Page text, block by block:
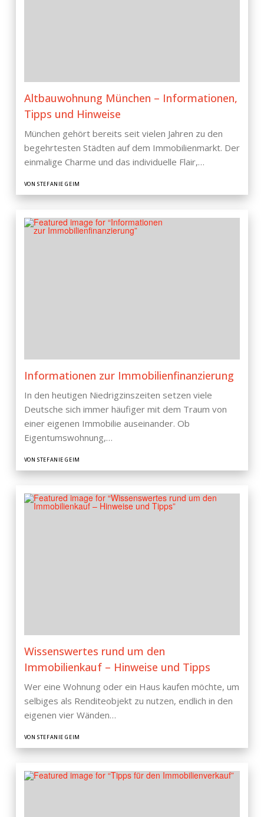
Altbauwohnung München – Informationen,
Tipps und Hinweise
München gehört bereits seit vielen Jahren zu den
begehrtesten Städten auf dem Immobilienmarkt. Der
einmalige Charme und das individuelle Flair,…
VON STEFANIE GEIM
Informationen zur Immobilienfinanzierung
In den heutigen Niedrigzinszeiten setzen viele
Deutsche sich immer häufiger mit dem Traum von
einer eigenen Immobilie auseinander. Ob
Eigentumswohnung,…
VON STEFANIE GEIM
Wissenswertes rund um den
Immobilienkauf – Hinweise und Tipps
Wer eine Wohnung oder ein Haus kaufen möchte, um
selbiges als Renditeobjekt zu nutzen, endlich in den
eigenen vier Wänden…
VON STEFANIE GEIM